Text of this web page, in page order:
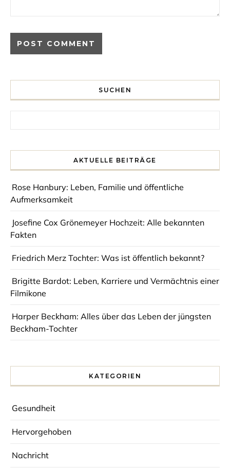
SUCHEN
AKTUELLE BEITRÄGE
Rose Hanbury: Leben, Familie und öffentliche
Aufmerksamkeit
Josefine Cox Grönemeyer Hochzeit: Alle bekannten
Fakten
Friedrich Merz Tochter: Was ist öffentlich bekannt?
Brigitte Bardot: Leben, Karriere und Vermächtnis einer
Filmikone
Harper Beckham: Alles über das Leben der jüngsten
Beckham-Tochter
KATEGORIEN
Gesundheit
Hervorgehoben
Nachricht